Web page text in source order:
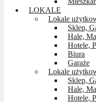
LOKALE
Lokale
Sklep,
Hale,
Hotele,
Biura
Garaże
Lokale
Sklep,
Hale,
Hotele,